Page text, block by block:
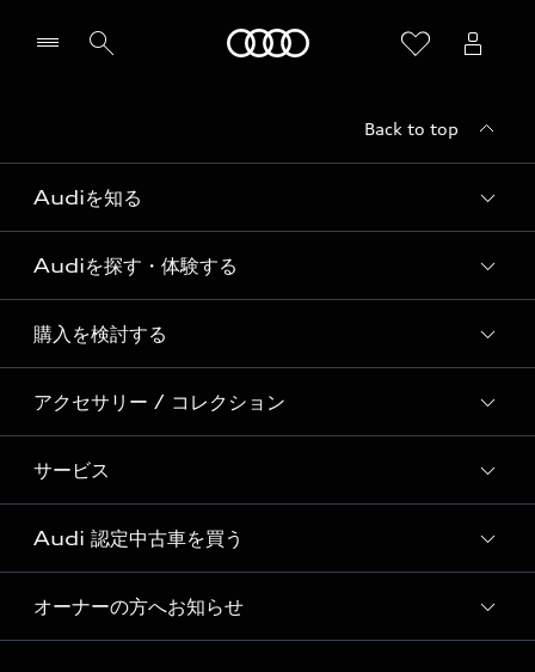
Back to top
Audiを知る
Audi ブランド
Story of Progress
Audi Sport
Formula 1®
デジタルサービス
Audiを探す・体験する
ディーラー検索
新車在庫検索
試乗車・展示車検索
見積り依頼
試乗予約
購入を検討する
モデル一覧
特別仕様モデル / 限定モデル
e-tronラインアップ
価格シミュレーション
車両比較
アクセサリー / コレクション
純正アクセサリー
オンラインショップ
Audi collection
アウディナビアプリ
サービス
サービス入庫予約
サービスプログラム
メンテナンス
Audi 認定中古車を買う
Audi認定中古車
オーナーの方へお知らせ